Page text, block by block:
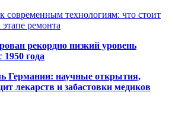
современным технологиям: что стоит
ремонта
рекордно низкий уровень
года
Германии: научные открытия,
лекарств и забастовки медиков